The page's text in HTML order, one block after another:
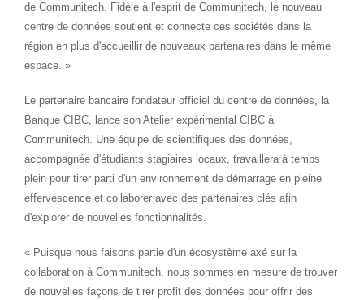
de Communitech. Fidèle à l'esprit de Communitech, le nouveau
centre de données soutient et connecte ces sociétés dans la
région en plus d'accueillir de nouveaux partenaires dans le même
espace. »
Le partenaire bancaire fondateur officiel du centre de données, la
Banque CIBC, lance son Atelier expérimental CIBC à
Communitech. Une équipe de scientifiques des données,
accompagnée d'étudiants stagiaires locaux, travaillera à temps
plein pour tirer parti d'un environnement de démarrage en pleine
effervescence et collaborer avec des partenaires clés afin
d'explorer de nouvelles fonctionnalités.
« Puisque nous faisons partie d'un écosystème axé sur la
collaboration à Communitech, nous sommes en mesure de trouver
de nouvelles façons de tirer profit des données pour offrir des